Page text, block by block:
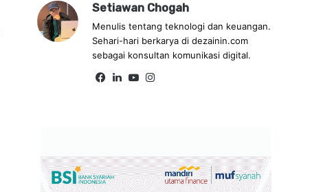
Setiawan Chogah
Menulis tentang teknologi dan keuangan.
Sehari-hari berkarya di dezainin.com
sebagai konsultan komunikasi digital.
Fa Lin Yo